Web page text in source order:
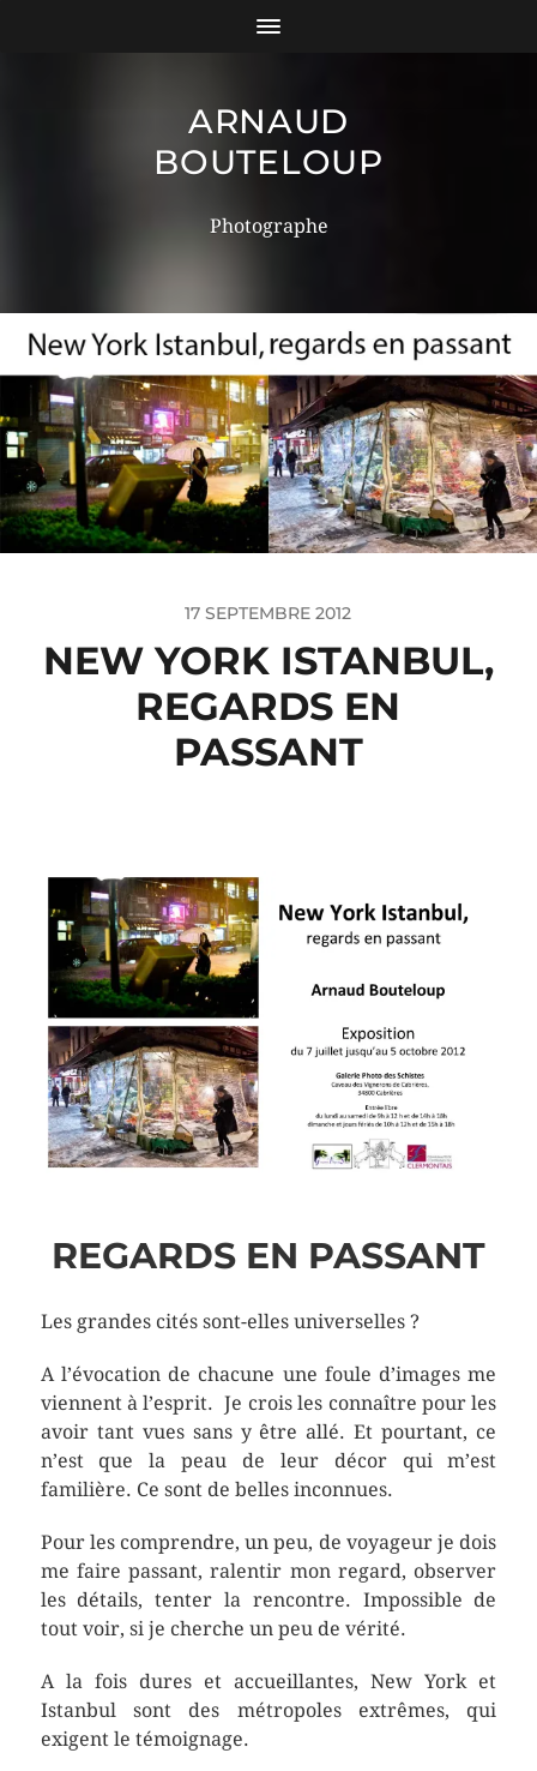
ARNAUD
BOUTELOUP
Photographe
17 SEPTEMBRE 2012
NEW YORK ISTANBUL,
REGARDS EN
PASSANT
REGARDS EN PASSANT
Les grandes cités sont-elles universelles ?
A l’évocation de chacune une foule d’images me
viennent à l’esprit. Je crois les connaître pour les
avoir tant vues sans y être allé. Et pourtant, ce
n’est que la peau de leur décor qui m’est
familière. Ce sont de belles inconnues.
Pour les comprendre, un peu, de voyageur je dois
me faire passant, ralentir mon regard, observer
les détails, tenter la rencontre. Impossible de
tout voir, si je cherche un peu de vérité.
A la fois dures et accueillantes, New York et
Istanbul sont des métropoles extrêmes, qui
exigent le témoignage.